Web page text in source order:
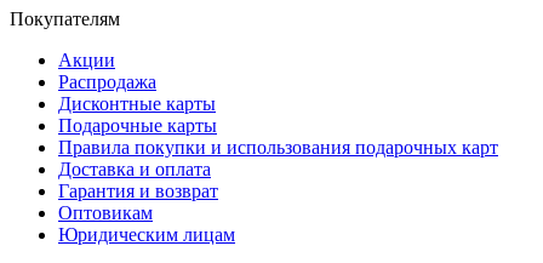
Покупателям
Акции
Распродажа
Дисконтные карты
Подарочные карты
Правила покупки и использования подарочных карт
Доставка и оплата
Гарантия и возврат
Оптовикам
Юридическим лицам